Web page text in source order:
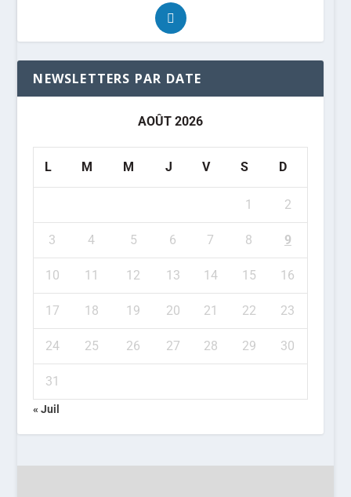
NEWSLETTERS PAR DATE
AOÛT 2026
L M M J V S D
1 2
3 4 5 6 7 8 9
10 11 12 13 14 15 16
17 18 19 20 21 22 23
24 25 26 27 28 29 30
31
« Juil